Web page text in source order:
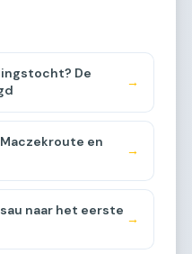
De
→
en
→
naar het eerste
→